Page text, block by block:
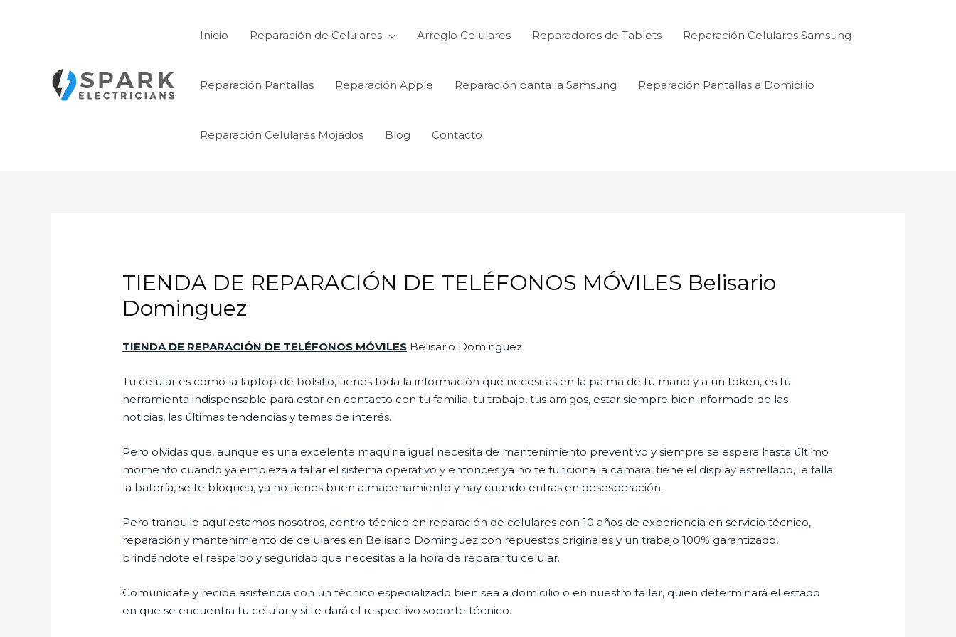
Inicio Reparación de Celulares Arreglo Celulares Reparadores de Tablets Reparación Celulares Samsung
Reparación Pantallas Reparación Apple Reparación pantalla Samsung Reparación Pantallas a Domicilio
Reparación Celulares Mojados Blog Contacto
TIENDA DE REPARACIÓN DE TELÉFONOS MÓVILES Belisario
Dominguez
TIENDA DE REPARACIÓN DE TELÉFONOS MÓVILES Belisario Dominguez
Tu celular es como la laptop de bolsillo, tienes toda la información que necesitas en la palma de tu mano y a un token, es tu
herramienta indispensable para estar en contacto con tu familia, tu trabajo, tus amigos, estar siempre bien informado de las
noticias, las últimas tendencias y temas de interés.
Pero olvidas que, aunque es una excelente maquina igual necesita de mantenimiento preventivo y siempre se espera hasta último
momento cuando ya empieza a fallar el sistema operativo y entonces ya no te funciona la cámara, tiene el display estrellado, le falla
la batería, se te bloquea, ya no tienes buen almacenamiento y hay cuando entras en desesperación.
Pero tranquilo aquí estamos nosotros, centro técnico en reparación de celulares con 10 años de experiencia en servicio técnico,
reparación y mantenimiento de celulares en Belisario Dominguez con repuestos originales y un trabajo 100% garantizado,
brindándote el respaldo y seguridad que necesitas a la hora de reparar tu celular.
Comunícate y recibe asistencia con un técnico especializado bien sea a domicilio o en nuestro taller, quien determinará el estado
en que se encuentra tu celular y si te dará el respectivo soporte técnico.